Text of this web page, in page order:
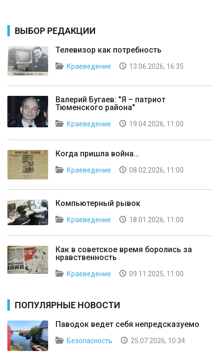
ВЫБОР РЕДАКЦИИ
Телевизор как потребность
Краеведение 13.06.2026, 16:35
Валерий Бугаев: "Я – патриот
Тюменского района"
Краеведение 19.04.2026, 11:00
Когда пришла война...
Краеведение 08.02.2026, 11:00
Компьютерный рывок
Краеведение 18.01.2026, 11:00
Как в советское время боролись за
нравственность
Краеведение 09.11.2025, 11:00
ПОПУЛЯРНЫЕ НОВОСТИ
Паводок ведет себя непредсказуемо
Безопасность 25.07.2026, 10:34